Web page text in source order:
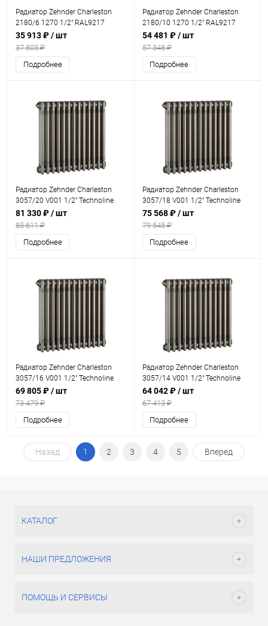
Радиатор Zehnder Charleston
2180/6 1270 1/2" RAL9217
35 913 ₽/ шт
37 803 ₽
Подробнее
Радиатор Zehnder Charleston
2180/10 1270 1/2" RAL9217
54 481 ₽/ шт
57 348 ₽
Подробнее
Радиатор Zehnder Charleston
3057/20 V001 1/2" Technoline
0325
81 330 ₽/ шт
85 611 ₽
Подробнее
Радиатор Zehnder Charleston
3057/18 V001 1/2" Technoline
0325
75 568 ₽/ шт
79 545 ₽
Подробнее
Радиатор Zehnder Charleston
3057/16 V001 1/2" Technoline
0325
69 805 ₽/ шт
73 479 ₽
Подробнее
Радиатор Zehnder Charleston
3057/14 V001 1/2" Technoline
0325
64 042 ₽/ шт
67 413 ₽
Подробнее
Назад 1 2 3 4 5 Вперед
КАТАЛОГ
НАШИ ПРЕДЛОЖЕНИЯ
ПОМОЩЬ И СЕРВИСЫ